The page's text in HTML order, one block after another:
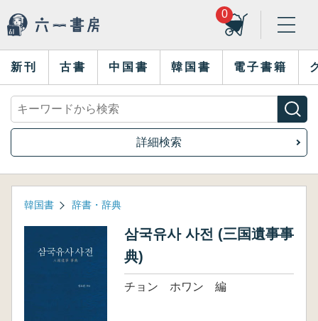
0
新刊 古書 中国書 韓国書 電子書籍
詳細検索
韓国書 辞書・辞典
삼국유사 사전 (三国遺事事
典)
チョン ホワン 編